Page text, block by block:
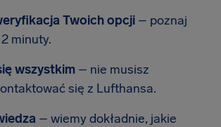
Twoich opcji – poznaj
minuty.
wszystkim – nie musisz
się z Lufthansa.
– wiemy dokładnie, jakie